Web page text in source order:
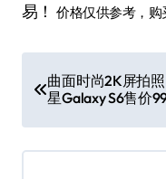
易！价格仅供参考，
章
导
航
曲面时尚2K屏拍照
星Galaxy S6售价